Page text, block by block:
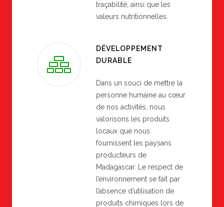
traçabilité, ainsi que les
valeurs nutritionnelles.
DÉVELOPPEMENT
DURABLE
Dans un souci de mettre la
personne humaine au cœur
de nos activités, nous
valorisons les produits
locaux que nous
fournissent les paysans
producteurs de
Madagascar. Le respect de
l’environnement se fait par
l’absence d’utilisation de
produits chimiques lors de